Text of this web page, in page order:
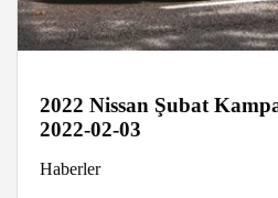
2022 Nissan Şubat
2022-02-03
Haberler